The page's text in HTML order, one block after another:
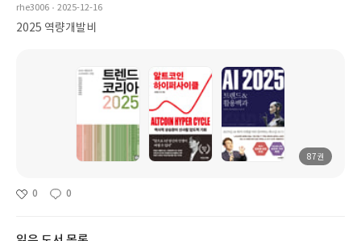
rhe3006 2025-12-16
2025 역량개발비
87권
0 0